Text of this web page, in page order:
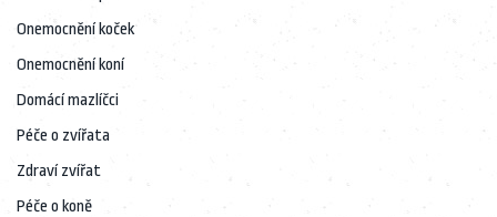
Onemocnění koček
Onemocnění koní
Domácí mazlíčci
Péče o zvířata
Zdraví zvířat
Péče o koně